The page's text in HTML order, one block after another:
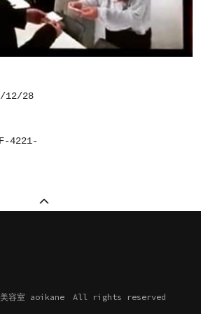
12/28
4221-
容室 aoikane All rights reserved